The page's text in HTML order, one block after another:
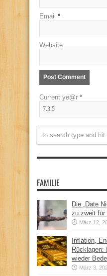
Email *
Website
Current ye@r *
FAMILIE
Die „Date
zu zweit
März 12,
Inflation,
Rücklagen:
wieder
März 3,